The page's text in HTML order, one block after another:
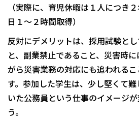
（実際に、育児休暇は１人につき
日１～２時間取得）
反対にデメリットは、採用試験と
と、副業禁止であること、災害時
がら災害業務の対応にも追われる
す。参加した学生は、少し堅くて
いた公務員という仕事のイメージ
う。